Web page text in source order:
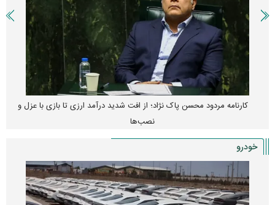
پیش‌بینی بورس امروز دوشنبه ۱۲ مرداد ماه ۱۴۰۵
خودرو